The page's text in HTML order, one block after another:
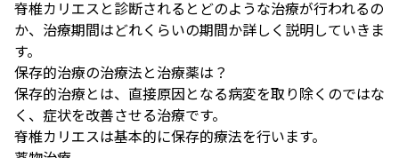
脊椎カリエスと診断されるとどのような治療が行われるの
か、治療期間はどれくらいの期間か詳しく説明していきま
す。
保存的治療の治療法と治療薬は？
保存的治療とは、直接原因となる病変を取り除くのではな
く、症状を改善させる治療です。
脊椎カリエスは基本的に保存的療法を行います。